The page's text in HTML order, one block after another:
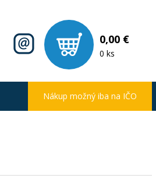
0,00 €
0 ks
Nákup možný iba na IČO